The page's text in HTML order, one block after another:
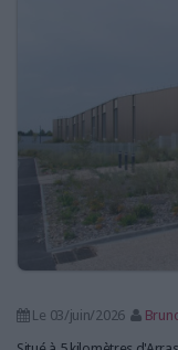
Le 03/juin/2026